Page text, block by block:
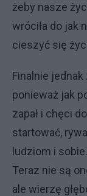
żeby nasze
wróciła do jak
cieszyć się
Finalnie
ponieważ jak
zapał i chęci
startować,
ludziom i
Teraz nie są
ale wierzę